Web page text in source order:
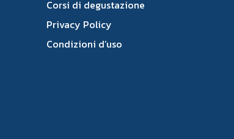
Corsi di degustazione
Privacy Policy
Condizioni d’uso